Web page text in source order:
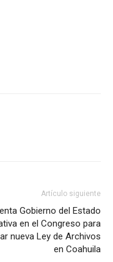
Artículo siguiente
Gobierno del Estado
en el Congreso para
nueva Ley de Archivos
en Coahuila